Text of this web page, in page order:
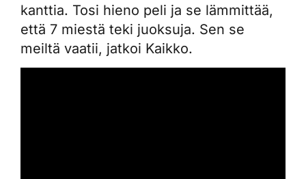
kanttia. Tosi hieno peli ja se lämmittää,
että 7 miestä teki juoksuja. Sen se
meiltä vaatii, jatkoi Kaikko.